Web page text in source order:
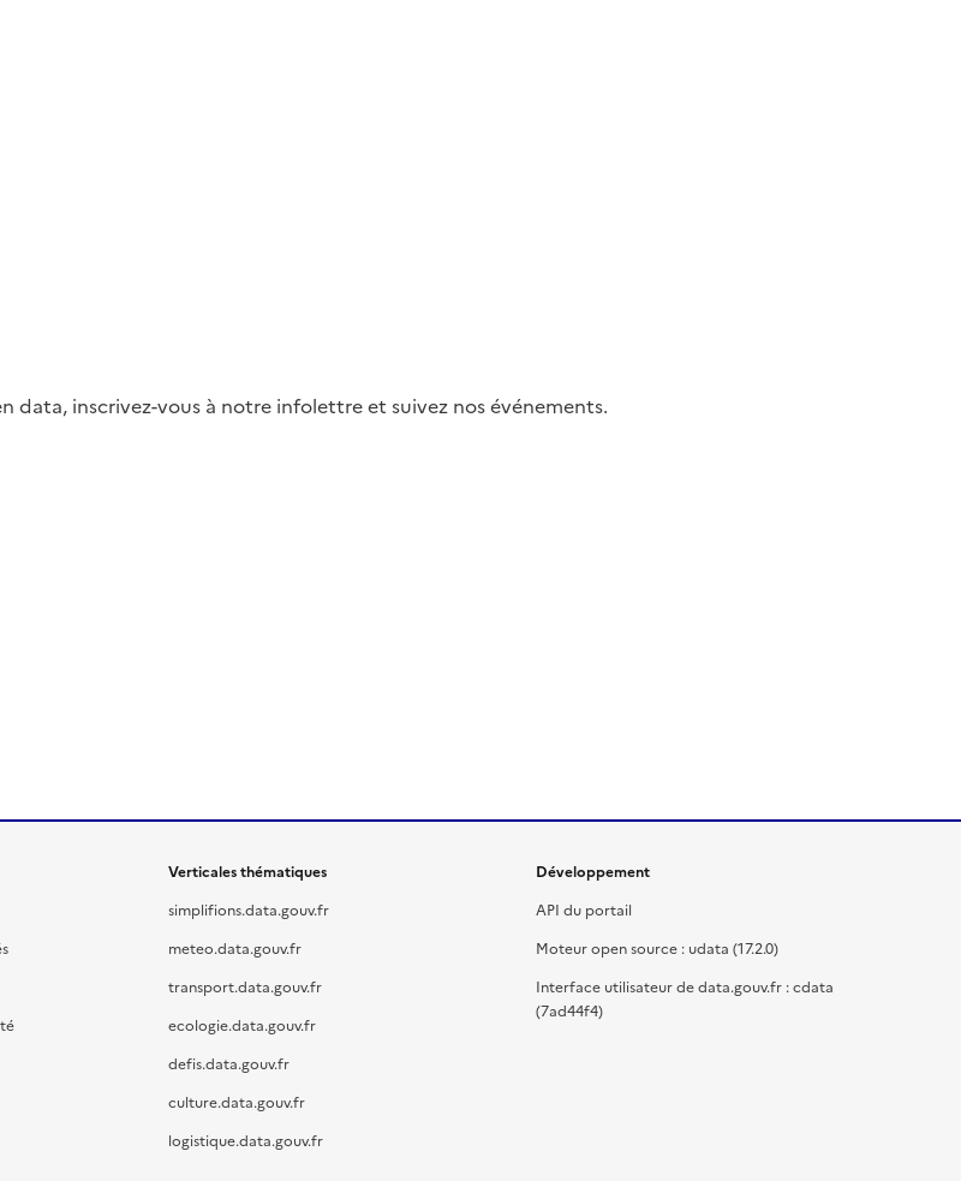
data, inscrivez-vous à notre infolettre et suivez nos événements.
Verticales thématiques
simplifions.data.gouv.fr
meteo.data.gouv.fr
transport.data.gouv.fr
ecologie.data.gouv.fr
defis.data.gouv.fr
culture.data.gouv.fr
logistique.data.gouv.fr
Développement
API du portail
Moteur open source : udata (17.2.0)
Interface utilisateur de data.gouv.fr : cdata
(7ad44f4)